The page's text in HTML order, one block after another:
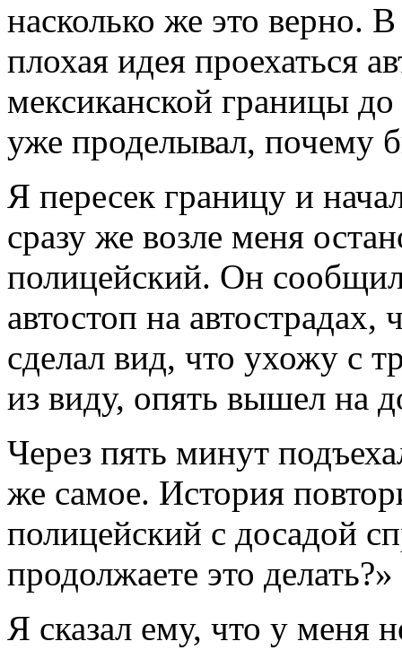
насколько же это верно.
плохая идея проехаться
мексиканской границы
уже проделывал, почему
Я пересек границу и
сразу же возле меня
полицейский. Он
автостоп на
сделал вид, что ухожу с
из виду, опять вышел на
Через пять минут
же самое. История
полицейский с досадой
продолжаете это делать?»
Я сказал ему, что у меня